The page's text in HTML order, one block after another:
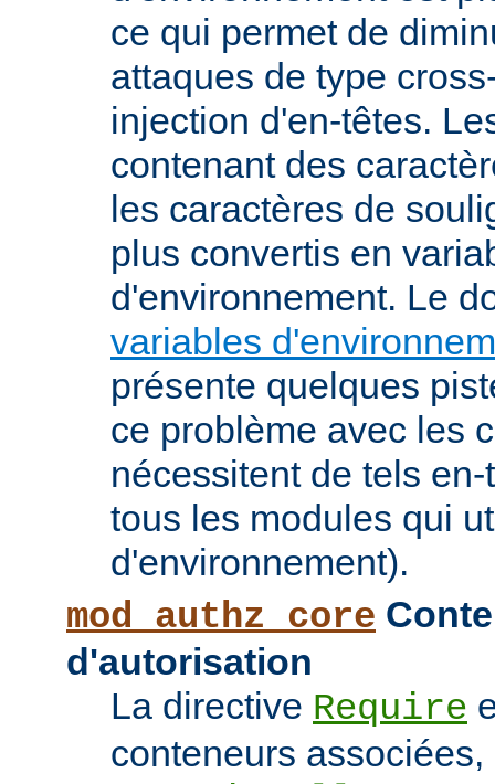
ce qui permet de
attaques de type
injection d'en-têtes.
contenant des
les caractères de
plus convertis en
d'environnement. Le
variables
présente quelques
ce problème avec les
nécessitent de tels
tous les modules qui
d'environnement).
mod_authz_core
d'autorisation
La directive Require
conteneurs associées,